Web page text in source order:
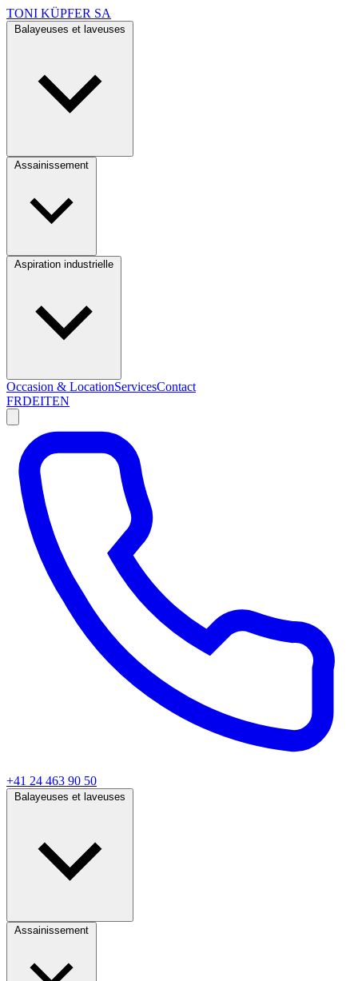
TONI KÜPFER SA
Occasion & LocationServicesContact
FRDEITEN
+41 24 463 90 50